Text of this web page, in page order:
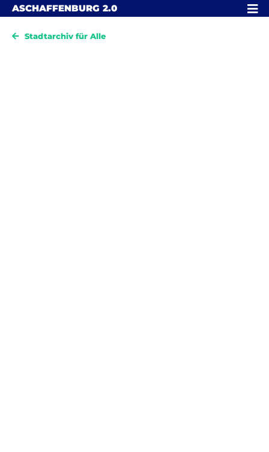
Skip to content
ASCHAFFENBURG 2.0 MENÜ
Stadtarchiv für Alle